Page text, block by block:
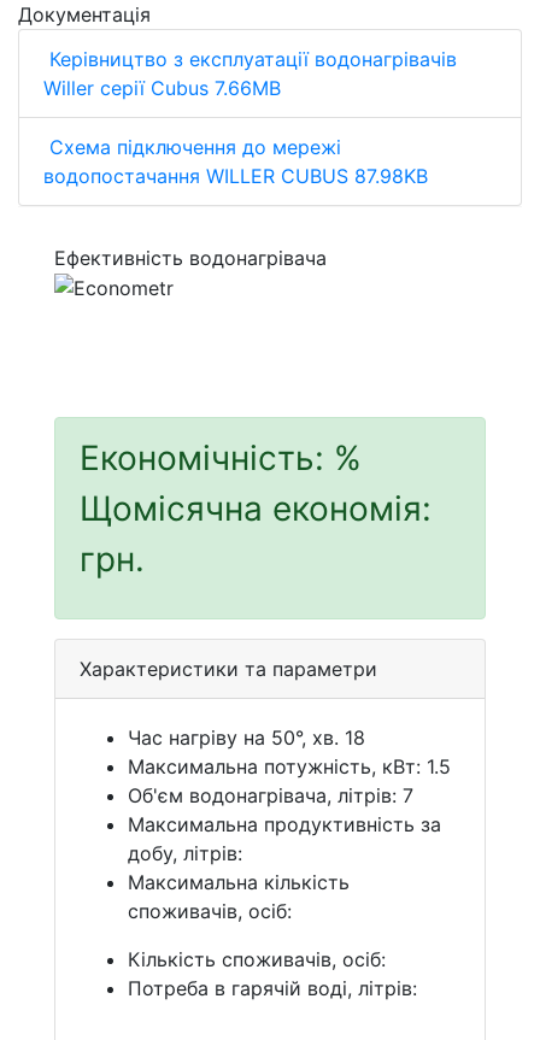
Документація
Керівництво з експлуатації водонагрівачів
Willer серії Cubus 7.66MB
Схема підключення до мережі
водопостачання WILLER CUBUS 87.98KB
Ефективність водонагрівача
Економічність: %
Щомісячна економія:
грн.
Характеристики та параметри
Час нагріву на 50°, хв. 18
Максимальна потужність, кВт: 1.5
Об'єм водонагрівача, літрів: 7
Максимальна продуктивність за
добу, літрів:
Максимальна кількість
споживачів, осіб:
Кількість споживачів, осіб:
Потреба в гарячій воді, літрів: